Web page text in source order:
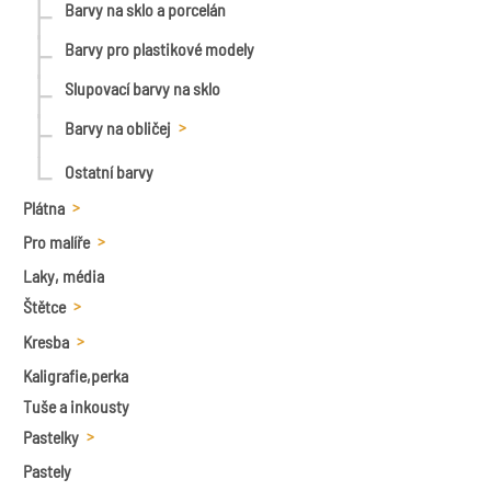
Přízdoby
Neonové
Na textil a hedvábí
Kontury na textil a hedvábí
Barvy na sklo a porcelán
Barvy pro plastikové modely
Slupovací barvy na sklo
Barvy na obličej
Sady
Ostatní barvy
Plátna
Plátna na rámu HOBBY
Plátno na akvarel
Plátna předkreslená
Pro malíře
Desky,tubusy, kreslící podložky
Malířské špachtle
Malířské sady
Ostatní malířské potřeby
Palety
Laky, média
Štětce
Ploché
SADY štětců plochých
Kočičí jazýček
Vějířové
Kulaté
Plnitelný
Kresba
Grafitové tuhy a tužky
Uhly, rudky, křídy apod.
Kaligrafie,perka
Tuše a inkousty
Pastelky
Pastelky umělecké
Pastely